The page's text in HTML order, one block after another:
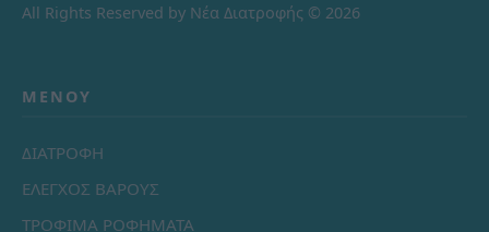
All Rights Reserved by Νέα Διατροφής © 2026
ΜΕΝΟΎ
ΔΙΑΤΡΟΦΗ
ΕΛΕΓΧΟΣ ΒΑΡΟΥΣ
ΤΡΟΦΙΜΑ ΡΟΦΗΜΑΤΑ